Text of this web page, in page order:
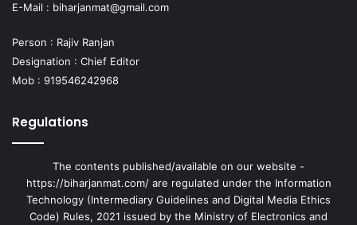
E-Mail : biharjanmat@gmail.com
Person : Rajiv Ranjan
Designation : Chief Editor
Mob : 919546242968
Regulations
The contents published/available on our website -
https://biharjanmat.com/ are regulated under the Information
Technology (Intermediary Guidelines and Digital Media Ethics
Code) Rules, 2021 issued by the Ministry of Electronics and